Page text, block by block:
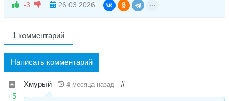
-3 26.03.2026
1 комментарий
Написать комментарий
+5
Хмурый 4 месяца назад #